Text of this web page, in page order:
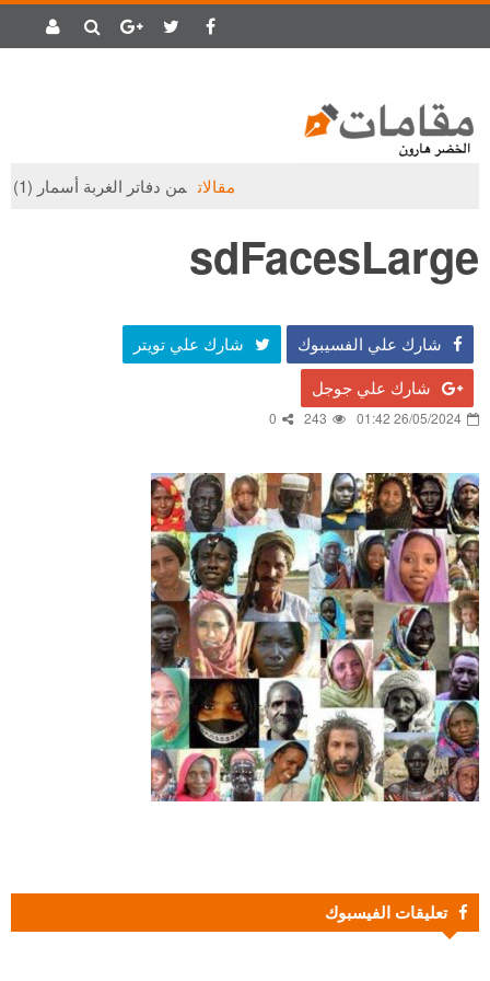
مقالات من دفاتر الغربة أسمار (1)
sdFacesLarge
شارك علي الفسيبوك شارك علي تويتر
شارك علي جوجل
26/05/2024 01:42
243
0
تعليقات الفيسبوك